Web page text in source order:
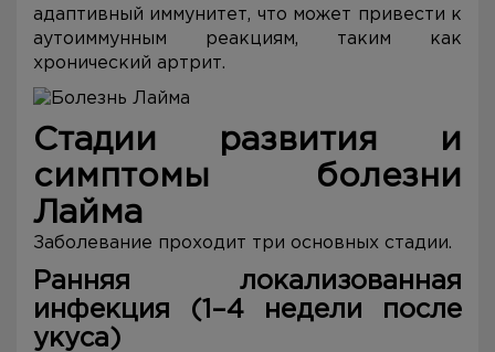
адаптивный иммунитет, что может привести к
аутоиммунным реакциям, таким как
хронический артрит.
Стадии развития и
симптомы болезни
Лайма
Заболевание проходит три основных стадии.
Ранняя локализованная
инфекция (1–4 недели после
укуса)